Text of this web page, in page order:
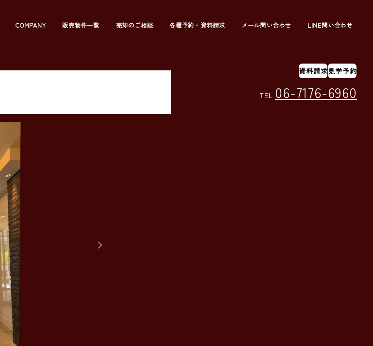
COMPANY 販売物件一覧 売却のご相談 各種予約・資料請求 メール問い合わせ LINE問い合わせ
資料請求見学予約
TEL 06-7176-6960